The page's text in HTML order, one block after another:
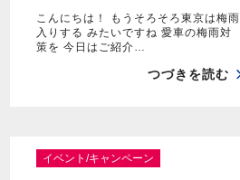
こんにちは！ もうそろそろ東京は梅雨
入りする みたいですね 愛車の梅雨対
策を 今日はご紹介…
つづきを読む
イベント/キャンペーン